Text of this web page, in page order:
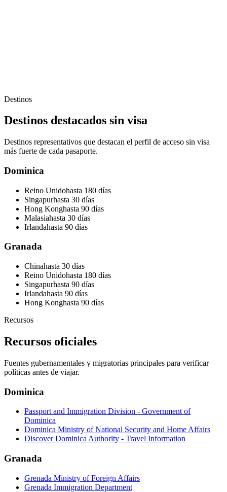
Destinos
Destinos destacados sin visa
Destinos representativos que destacan el perfil de acceso sin visa
más fuerte de cada pasaporte.
Dominica
Reino Unidohasta 180 días
Singapurhasta 30 días
Hong Konghasta 90 días
Malasiahasta 30 días
Irlandahasta 90 días
Granada
Chinahasta 30 días
Reino Unidohasta 180 días
Singapurhasta 90 días
Irlandahasta 90 días
Hong Konghasta 90 días
Recursos
Recursos oficiales
Fuentes gubernamentales y migratorias principales para verificar
políticas antes de viajar.
Dominica
Passport and Immigration Division - Government of
Dominica
Dominica Ministry of National Security and Home Affairs
Discover Dominica Authority - Travel Information
Granada
Grenada Ministry of Foreign Affairs
Grenada Immigration Department